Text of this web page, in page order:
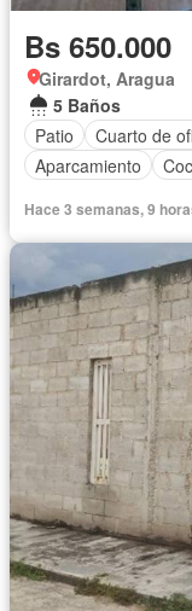
Bs 650.000
Girardot, Aragua
5 Baños
Patio
Cuarto de
Aparcamiento
Hace 3 semanas, 9